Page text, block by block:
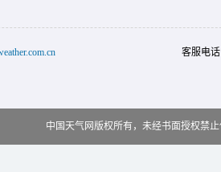
客服电
中国天气网版权所有，未经书面授权